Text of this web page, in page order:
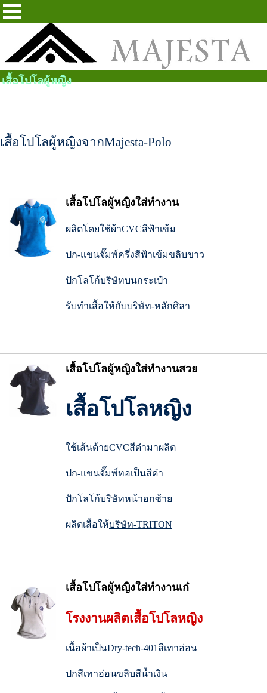
เสื้อโปโลผู้หญิง
เสื้อโปโลผู้หญิงจากMajesta-Polo
เสื้อโปโลผู้หญิงใส่ทำงาน
ผลิตโดยใช้ผ้าCVCสีฟ้าเข้ม
ปก-แขนจั๊มพ์ครึ่งสีฟ้าเข้มขลิบขาว
ปักโลโก้บริษัทบนกระเป๋า
รับทำเสื้อให้กับบริษัท-หลักศิลา
เสื้อโปโลผู้หญิงใส่ทำงานสวย
เสื้อโปโลหญิง
ใช้เส้นด้ายCVCสีดำมาผลิต
ปก-แขนจั๊มพ์ทอเป็นสีดำ
ปักโลโก้บริษัทหน้าอกซ้าย
ผลิตเสื้อให้บริษัท-TRITON
เสื้อโปโลผู้หญิงใส่ทำงานเก๋
โรงงานผลิตเสื้อโปโลหญิง
เนื้อผ้าเป็นDry-tech-401สีเทาอ่อน
ปกสีเทาอ่อนขลิบสีน้ำเงิน